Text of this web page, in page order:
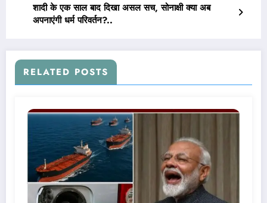
शादी के एक साल बाद दिखा असल सच, सोनाक्षी क्या अब
अपनाएंगी धर्म परिवर्तन?..
RELATED POSTS